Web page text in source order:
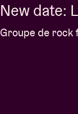
New date:
Groupe de